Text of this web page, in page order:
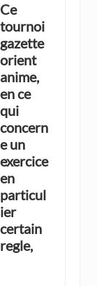
Ce
tournoi
gazette
orient
anime,
en ce
qui
concern
e un
exercice
en
particul
ier
certain
regle,